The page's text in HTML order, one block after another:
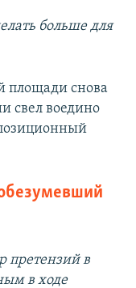
больше для
площади снова
свел воедино
претензий в
в ходе